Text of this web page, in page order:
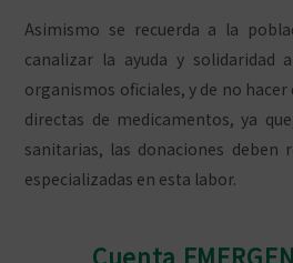
Asimismo se recuerda a la
canalizar la ayuda y solidaridad
organismos oficiales, y de no
directas de medicamentos, ya
sanitarias, las donaciones deben
especializadas en esta labor.